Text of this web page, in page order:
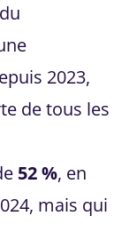
2023,
de tous les
52 %, en
mais qui